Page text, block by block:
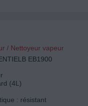
/ Nettoyeur vapeur
EB1900
(4L)
: résistant